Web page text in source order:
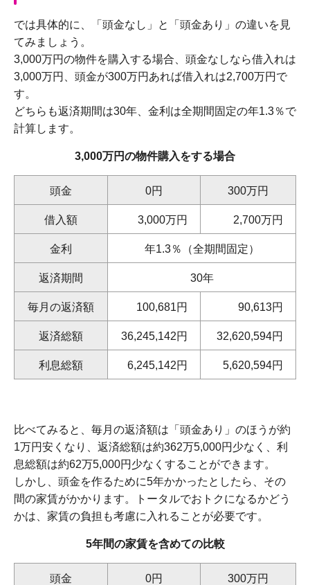
では具体的に、「頭金なし」と「頭金あり」の違いを見
てみましょう。
3,000万円の物件を購入する場合、頭金なしなら借入れは
3,000万円、頭金が300万円あれば借入れは2,700万円で
す。
どちらも返済期間は30年、金利は全期間固定の年1.3％で
計算します。
3,000万円の物件購入をする場合
頭金 0円 300万円
借入額 3,000万円 2,700万円
金利 年1.3％（全期間固定）
返済期間 30年
毎月の返済額 100,681円 90,613円
返済総額 36,245,142円 32,620,594円
利息総額 6,245,142円 5,620,594円
比べてみると、毎月の返済額は「頭金あり」のほうが約
1万円安くなり、返済総額は約362万5,000円少なく、利
息総額は約62万5,000円少なくすることができます。
しかし、頭金を作るために5年かかったとしたら、その
間の家賃がかかります。トータルでおトクになるかどう
かは、家賃の負担も考慮に入れることが必要です。
5年間の家賃を含めての比較
頭金 0円 300万円